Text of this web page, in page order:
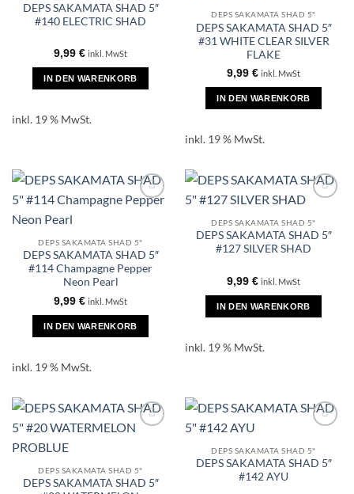
DEPS SAKAMATA SHAD 5″
#140 ELECTRIC SHAD
9,99 € inkl. MwSt
IN DEN WARENKORB
inkl. 19 % MwSt.
DEPS SAKAMATA SHAD 5"
DEPS SAKAMATA SHAD 5″
#31 WHITE CLEAR SILVER
FLAKE
9,99 € inkl. MwSt
IN DEN WARENKORB
inkl. 19 % MwSt.
DEPS SAKAMATA SHAD 5"
DEPS SAKAMATA SHAD 5″
#114 Champagne Pepper
Neon Pearl
9,99 € inkl. MwSt
IN DEN WARENKORB
inkl. 19 % MwSt.
DEPS SAKAMATA SHAD 5"
DEPS SAKAMATA SHAD 5″
#127 SILVER SHAD
9,99 € inkl. MwSt
IN DEN WARENKORB
inkl. 19 % MwSt.
DEPS SAKAMATA SHAD 5"
DEPS SAKAMATA SHAD 5″
DEPS SAKAMATA SHAD 5"
DEPS SAKAMATA SHAD 5″
#142 AYU